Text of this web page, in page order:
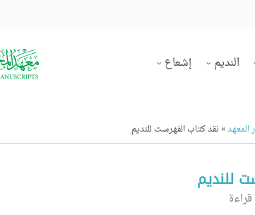
النديم إشعاع
المعهد»نقد كتاب الفهرست للنديم
للنديم